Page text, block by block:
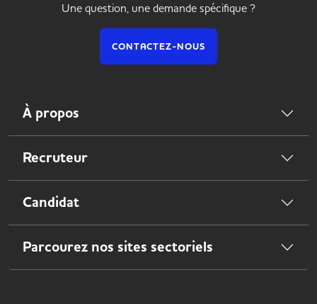
Une question, une demande spécifique ?
CONTACTEZ-NOUS
À propos
Recruteur
Candidat
Parcourez nos sites sectoriels